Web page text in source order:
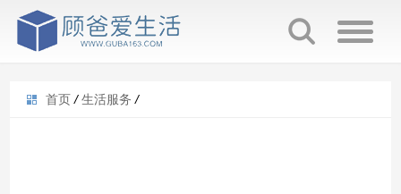
首页 / 生活服务 /